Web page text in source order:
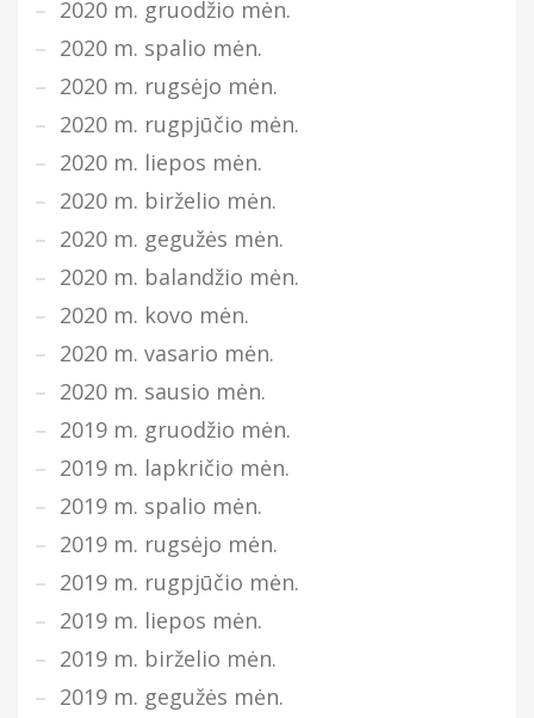
2020 m. gruodžio mėn.
2020 m. spalio mėn.
2020 m. rugsėjo mėn.
2020 m. rugpjūčio mėn.
2020 m. liepos mėn.
2020 m. birželio mėn.
2020 m. gegužės mėn.
2020 m. balandžio mėn.
2020 m. kovo mėn.
2020 m. vasario mėn.
2020 m. sausio mėn.
2019 m. gruodžio mėn.
2019 m. lapkričio mėn.
2019 m. spalio mėn.
2019 m. rugsėjo mėn.
2019 m. rugpjūčio mėn.
2019 m. liepos mėn.
2019 m. birželio mėn.
2019 m. gegužės mėn.